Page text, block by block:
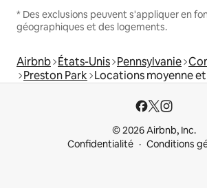
* Des exclusions peuvent s'appliquer en
géographiques et des logements.
Airbnb États-Unis Pennsylvanie
Preston Park Locations moyenne
© 2026 Airbnb, Inc.
Confidentialité
Conditions